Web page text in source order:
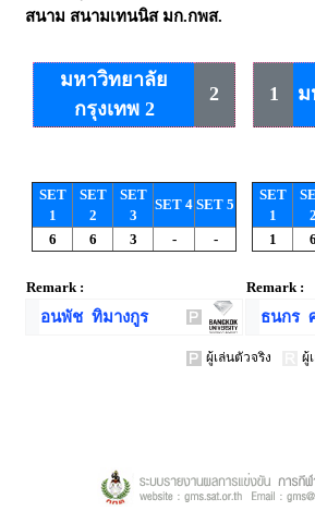
สนาม สนามเทนนิส มก.กพส.
มหาวิทยาลัย
กรุงเทพ 2
2
SET
1
SET
2
SET
3
SET 4 SET 5
6 6 3 - -
Remark :
อนพัช ทิมางกูร
1 ม
SET
1
2
1 6
Remark :
ธนกร
ผู้เล่นตัวจริง ผู้